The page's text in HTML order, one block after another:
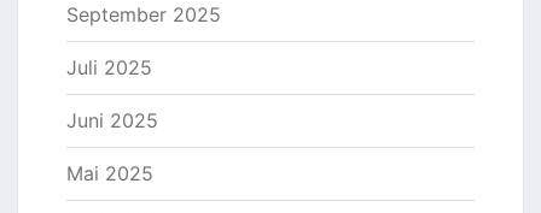
September 2025
Juli 2025
Juni 2025
Mai 2025